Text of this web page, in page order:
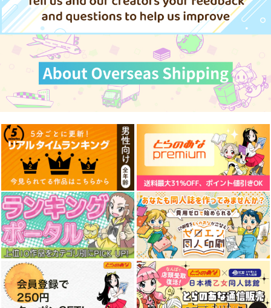
東方インストEDM8
Spacelectro
1,572円 （税込）
レミリア・スカーレット
サンプル
作品詳細
幻想クライシス
IRON ATTACK！
円（税込）
サンプル
作品詳細
絵空事でいいから。
少女フラクタル
1,572円（税込）
サンプル
作品詳細